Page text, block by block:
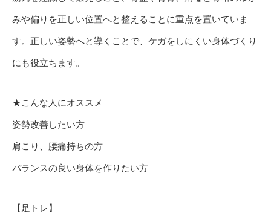
みや偏りを正しい位置へと整えることに重点を置いていま
す。正しい姿勢へと導くことで、ケガをしにくい身体づくり
にも役立ちます。
★こんな人にオススメ
姿勢改善したい方
肩こり、腰痛持ちの方
バランスの良い身体を作りたい方
【足トレ】